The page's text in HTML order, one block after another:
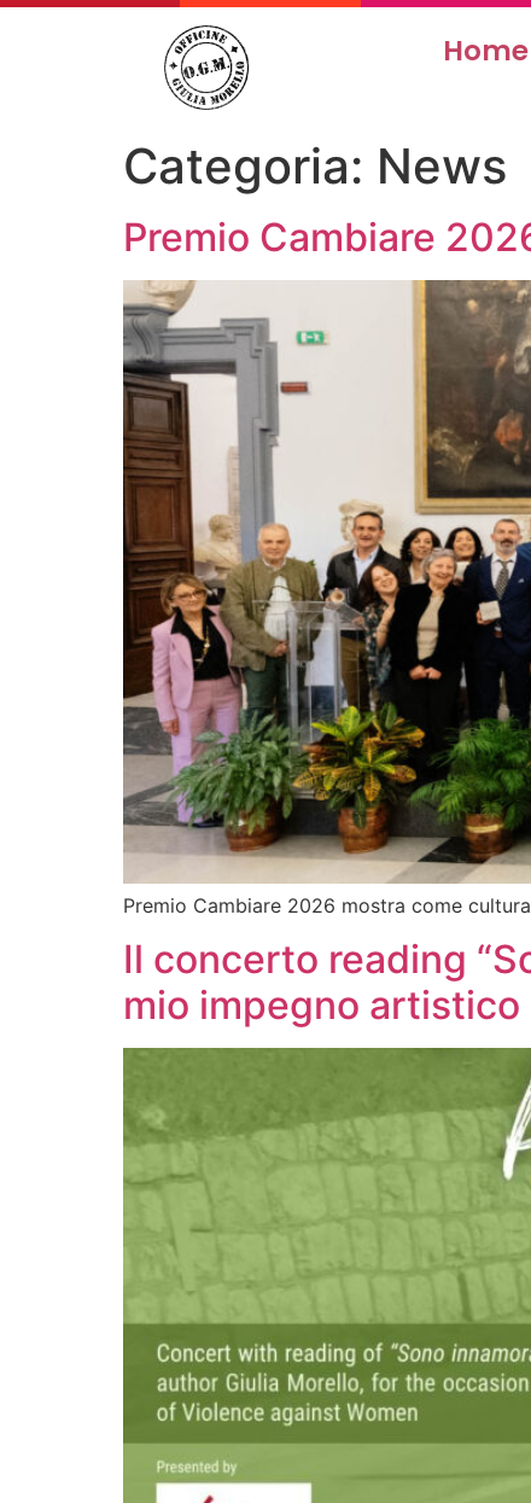
Home
Categoria: News
Premio Cambiare
Premio Cambiare 2026 mostra come
Il concerto reading
mio impegno